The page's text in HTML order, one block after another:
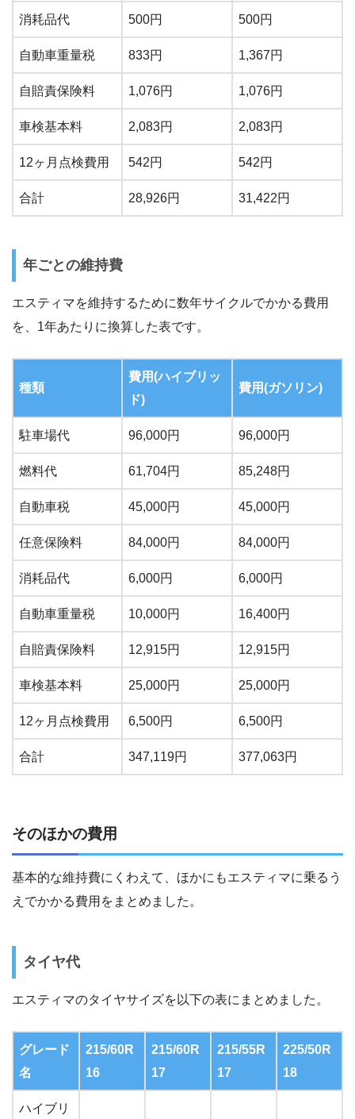
消耗品代 500円 500円
自動車重量税 833円 1,367円
自賠責保険料 1,076円 1,076円
車検基本料 2,083円 2,083円
12ヶ月点検費用 542円 542円
合計 28,926円 31,422円
年ごとの維持費
エスティマを維持するために数年サイクルでかかる費用
を、1年あたりに換算した表です。
種類
費用(ハイブリッ
ド)
費用(ガソリン)
駐車場代 96,000円 96,000円
燃料代 61,704円 85,248円
自動車税 45,000円 45,000円
任意保険料 84,000円 84,000円
消耗品代 6,000円 6,000円
自動車重量税 10,000円 16,400円
自賠責保険料 12,915円 12,915円
車検基本料 25,000円 25,000円
12ヶ月点検費用 6,500円 6,500円
合計 347,119円 377,063円
そのほかの費用
基本的な維持費にくわえて、ほかにもエスティマに乗るう
えでかかる費用をまとめました。
タイヤ代
エスティマのタイヤサイズを以下の表にまとめました。
グレード
名
215/60R
16
215/60R
17
215/55R
17
225/50R
18
ハイブリ